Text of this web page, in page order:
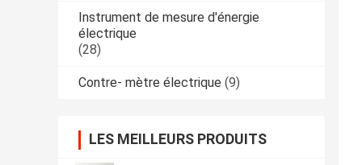
Instrument de mesure d'énergie
électrique
(28)
Contre- mètre électrique (9)
LES MEILLEURS PRODUITS